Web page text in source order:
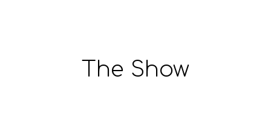
The Show